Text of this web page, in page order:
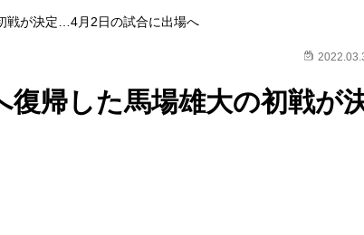
戦が決定…4月2日の試合に出場へ
帰した馬場雄大の初戦が